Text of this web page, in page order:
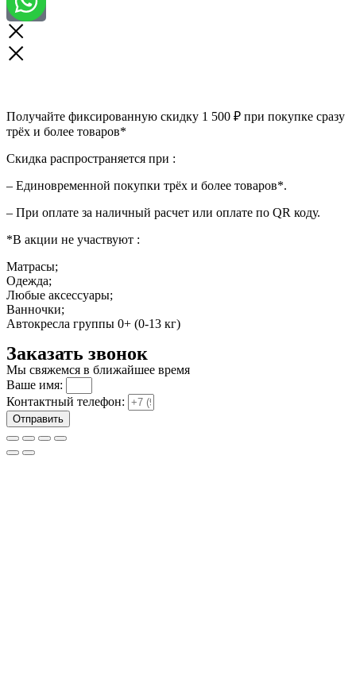
Получайте фиксированную скидку 1 500 ₽ при покупке сразу
трёх и более товаров*
Скидка распространяется при :
– Единовременной покупки трёх и более товаров*.
– При оплате за наличный расчет или оплате по QR коду.
*В акции не участвуют :
Матрасы;
Одежда;
Любые аксессуары;
Ванночки;
Автокресла группы 0+ (0-13 кг)
Заказать звонок
Мы свяжемся в ближайшее время
Ваше имя:
Контактный телефон:
Отправить